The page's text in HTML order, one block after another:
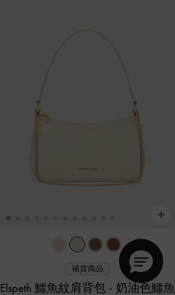
補貨商品
Elspeth 鱷魚紋肩背包 - 奶油色鱷魚